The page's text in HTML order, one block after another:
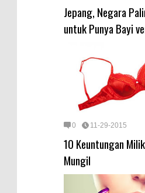
Jepang, Negara
untuk Punya Bayi
0 11-29-2015
10 Keuntungan
Mungil